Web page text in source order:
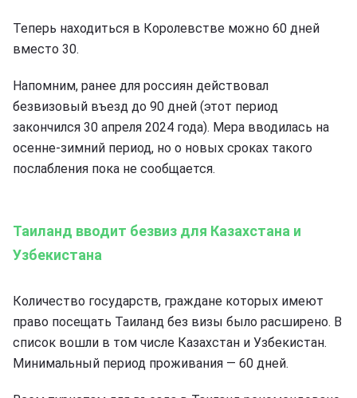
Теперь находиться в Королевстве можно 60 дней
вместо 30.
Напомним, ранее для россиян действовал
безвизовый въезд до 90 дней (этот период
закончился 30 апреля 2024 года). Мера вводилась на
осенне-зимний период, но о новых сроках такого
послабления пока не сообщается.
Таиланд вводит безвиз для Казахстана и
Узбекистана
Количество государств, граждане которых имеют
право посещать Таиланд без визы было расширено. В
список вошли в том числе Казахстан и Узбекистан.
Минимальный период проживания — 60 дней.